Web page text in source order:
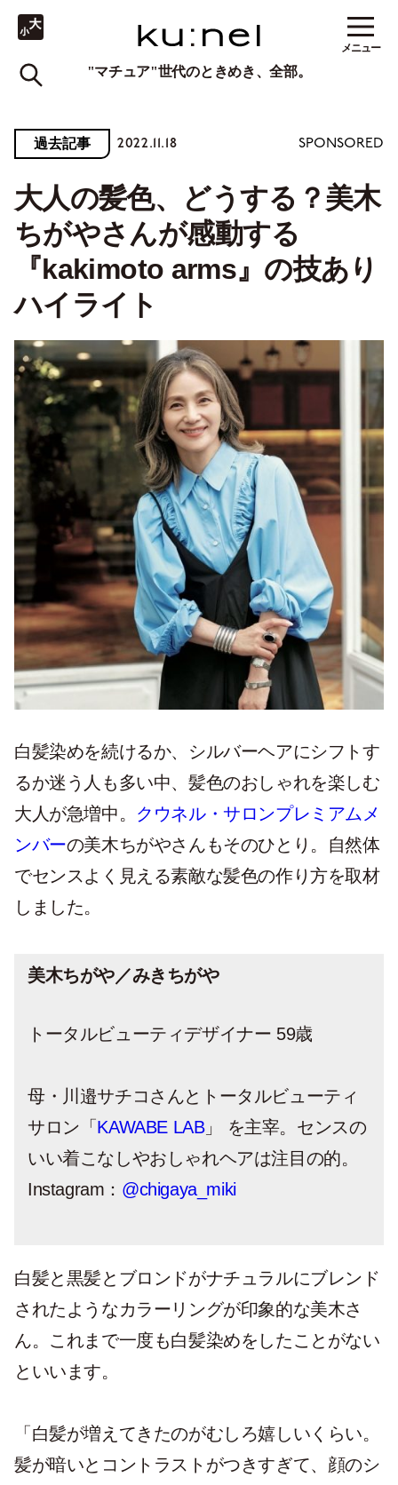
"マチュア"世代のときめき、全部。
メニュー
過去記事 2022.11.18 SPONSORED
大人の髪色、どうする？美木
ちがやさんが感動する
『kakimoto arms』の技あり
ハイライト
白髪染めを続けるか、シルバーヘアにシフトす
るか迷う人も多い中、髪色のおしゃれを楽しむ
大人が急増中。 クウネル・サロンプレミアムメ
ンバーの美木ちがやさんもそのひとり。自然体
でセンスよく見える素敵な髪色の作り方を取材
しました。
美木ちがや／みきちがや
トータルビューティデザイナー 59歳
母・川邉サチコさんとトータルビューティ
サロン「 KAWABE LAB」 を主宰。センスの
いい着こなしやおしゃれヘアは注目の的。
Instagram： @chigaya_miki
白髪と黒髪とブロンドがナチュラルにブレンド
されたようなカラーリングが印象的な美木さ
ん。これまで一度も白髪染めをしたことがない
といいます。
「白髪が増えてきたのがむしろ嬉しいくらい。
髪が暗いとコントラストがつきすぎて、顔のシ